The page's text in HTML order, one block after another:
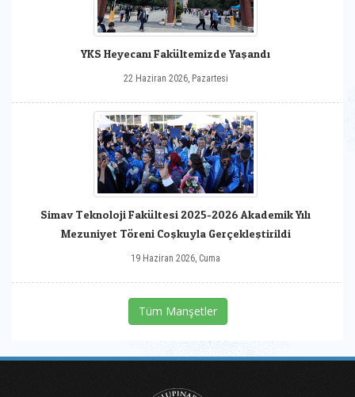
YKS Heyecanı Fakültemizde Yaşandı
22 Haziran 2026, Pazartesi
Simav Teknoloji Fakültesi 2025-2026 Akademik Yılı
Mezuniyet Töreni Coşkuyla Gerçekleştirildi
19 Haziran 2026, Cuma
Tüm Manşetler